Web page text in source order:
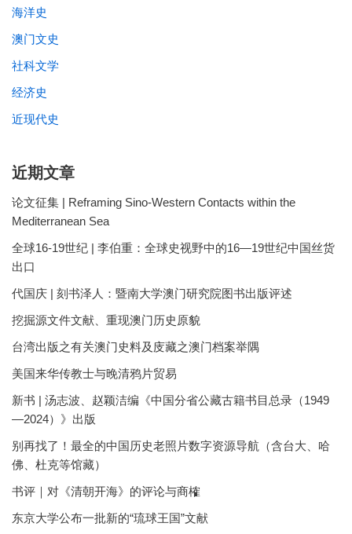
海洋史
澳门文史
社科文学
经济史
近现代史
近期文章
论文征集 | Reframing Sino-Western Contacts within the
Mediterranean Sea
全球16-19世纪 | 李伯重：全球史视野中的16—19世纪中国丝货
出口
代国庆 | 刻书泽人：暨南大学澳门研究院图书出版评述
挖掘源文件文献、重现澳门历史原貌
台湾出版之有关澳门史料及庋藏之澳门档案举隅
美国来华传教士与晚清鸦片贸易
新书 | 汤志波、赵颖洁编《中国分省公藏古籍书目总录（1949
—2024）》出版
别再找了！最全的中国历史老照片数字资源导航（含台大、哈
佛、杜克等馆藏）
书评｜对《清朝开海》的评论与商榷
东京大学公布一批新的“琉球王国”文献